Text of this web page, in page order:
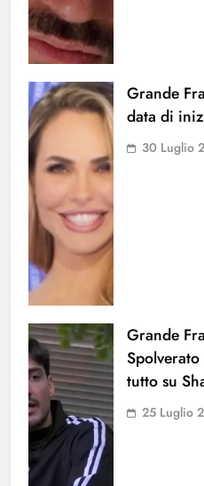
Grande
data di
30 Luglio
Grande
tutto su
25 Luglio